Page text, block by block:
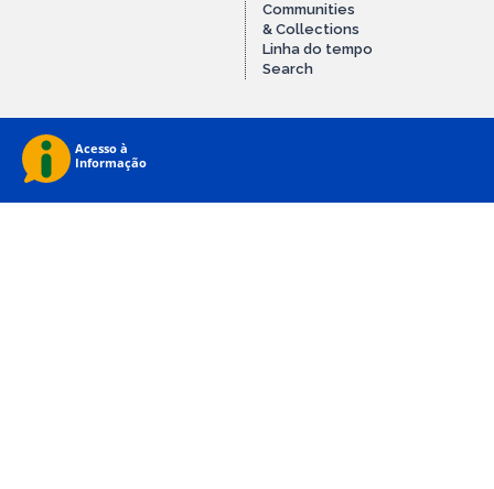
Communities
& Collections
Linha do tempo
Search